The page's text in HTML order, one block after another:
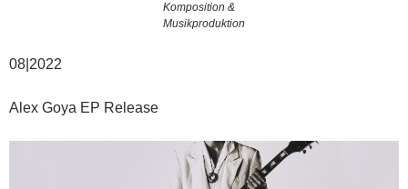
Komposition &
Musikproduktion
08|2022
Alex Goya EP Release